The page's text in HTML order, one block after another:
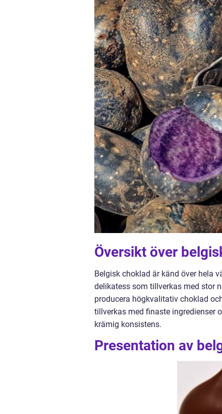
Översikt över
Belgisk choklad är känd över hela
delikatess som tillverkas med stor
producera högkvalitativ choklad
tillverkas med finaste ingredienser
krämig konsistens.
Presentation av